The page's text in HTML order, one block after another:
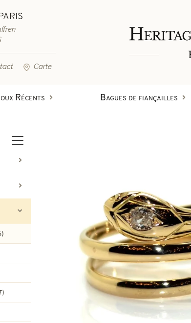
Carte
Récents
vintage & d'occasion
d'oreilles vintage & d'occasion
et autres bijoux vintage & d'occasion
Bagues de fiançailles
de fiançailles diamant
de fiançailles rubis
de fiançailles émeraude
Créations en pierres de